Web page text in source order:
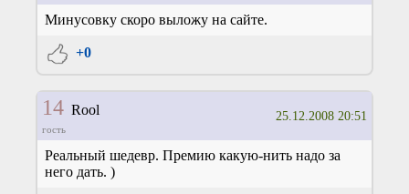
Минусовку скоро выложу на сайте.
+0
14Rool
гость
25.12.2008 20:51
Реальный шедевр. Премию какую-нить надо за
него дать. )